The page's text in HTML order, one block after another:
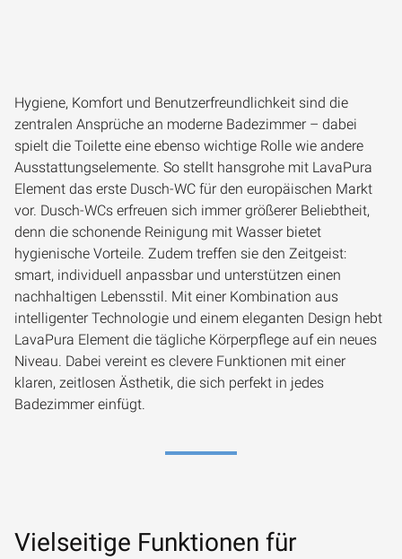
Hygiene, Komfort und Benutzerfreundlichkeit sind die
zentralen Ansprüche an moderne Badezimmer – dabei
spielt die Toilette eine ebenso wichtige Rolle wie andere
Ausstattungselemente. So stellt hansgrohe mit LavaPura
Element das erste Dusch-WC für den europäischen Markt
vor. Dusch-WCs erfreuen sich immer größerer Beliebtheit,
denn die schonende Reinigung mit Wasser bietet
hygienische Vorteile. Zudem treffen sie den Zeitgeist:
smart, individuell anpassbar und unterstützen einen
nachhaltigen Lebensstil. Mit einer Kombination aus
intelligenter Technologie und einem eleganten Design hebt
LavaPura Element die tägliche Körperpflege auf ein neues
Niveau. Dabei vereint es clevere Funktionen mit einer
klaren, zeitlosen Ästhetik, die sich perfekt in jedes
Badezimmer einfügt.
Vielseitige Funktionen für